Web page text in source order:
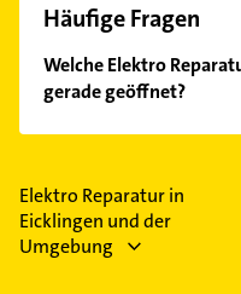
Häufige Fragen
Welche Elektro
gerade geöffnet?
Im Anbieter-Bereich
Feiertagen abweichen
Elektro Reparatur in
Eicklingen und der
Umgebung